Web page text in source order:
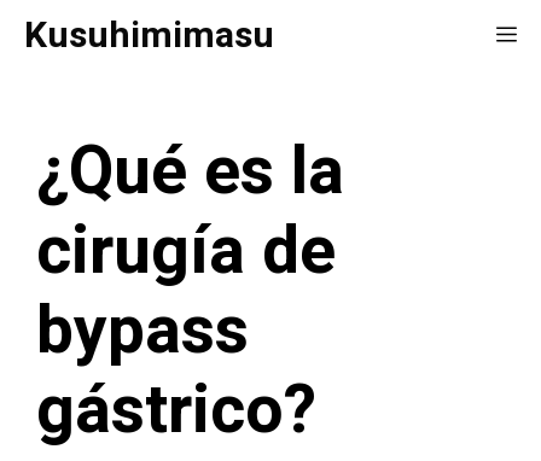
SaltarKusuhimimasu
¿Qué es la
cirugía de
bypass
gástrico?